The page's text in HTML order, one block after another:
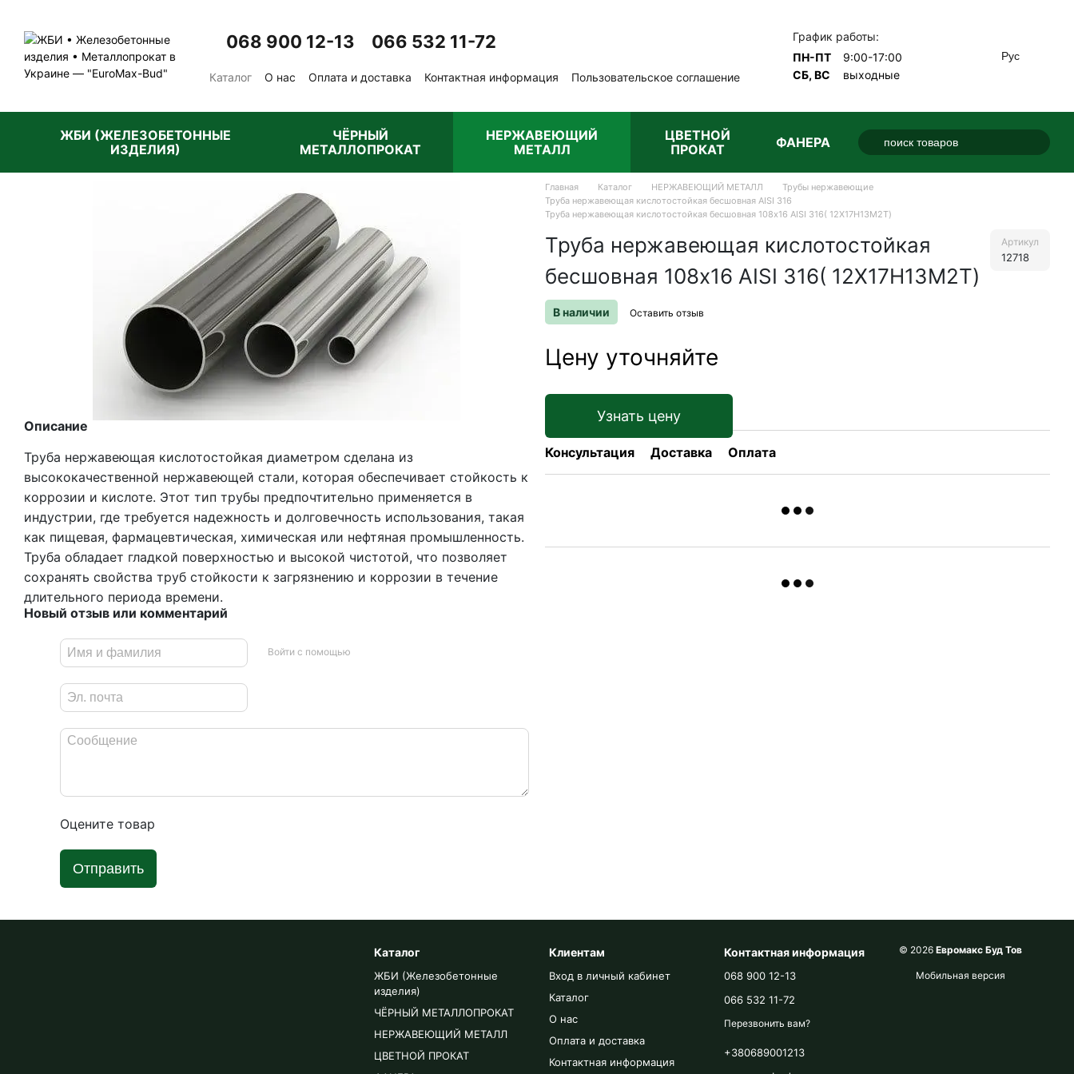
068 900 12-13 066 532 11-72
Каталог О нас Оплата и доставка Контактная информация
Пользовательское соглашение
График работы:
ПН-ПТ
9:00-17:00
СБ, ВС
выходные
Рус
ЖБИ (ЖЕЛЕЗОБЕТОННЫЕ
ИЗДЕЛИЯ)
ЧЁРНЫЙ
МЕТАЛЛОПРОКАТ
НЕРЖАВЕЮЩИЙ
МЕТАЛЛ
ЦВЕТНОЙ
ПРОКАТ
ФАНЕРА
Описание
Труба нержавеющая кислотостойкая диаметром сделана из
высококачественной нержавеющей стали, которая обеспечивает стойкость к
коррозии и кислоте. Этот тип трубы предпочтительно применяется в
индустрии, где требуется надежность и долговечность использования, такая
как пищевая, фармацевтическая, химическая или нефтяная промышленность.
Труба обладает гладкой поверхностью и высокой чистотой, что позволяет
сохранять свойства труб стойкости к загрязнению и коррозии в течение
длительного периода времени.
Новый отзыв или комментарий
Войти с помощью
Оцените товар
Отправить
Главная Каталог НЕРЖАВЕЮЩИЙ МЕТАЛЛ
Трубы нержавеющие
Труба нержавеющая кислотостойкая бесшовная AISI 316
Труба нержавеющая кислотостойкая бесшовная 108х16 AISI 316( 12Х17Н13М2Т)
Труба нержавеющая кислотостойкая
бесшовная 108х16 AISI 316( 12Х17Н13М2Т)
Артикул
12718
В наличии Оставить отзыв
Цену уточняйте
Узнать цену
Консультация Доставка Оплата
Каталог
ЖБИ (Железобетонные
изделия)
ЧЁРНЫЙ МЕТАЛЛОПРОКАТ
НЕРЖАВЕЮЩИЙ МЕТАЛЛ
ЦВЕТНОЙ ПРОКАТ
Клиентам
Вход в личный кабинет
Каталог
О нас
Оплата и доставка
Контактная информация
Контактная информация
068 900 12-13
066 532 11-72
Перезвонить вам?
+380689001213
© 2026 Евромакс Буд Тов
Мобильная версия